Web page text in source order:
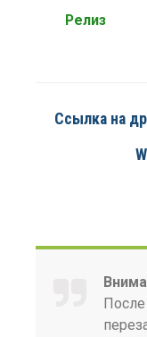
Релиз
Ссылка на